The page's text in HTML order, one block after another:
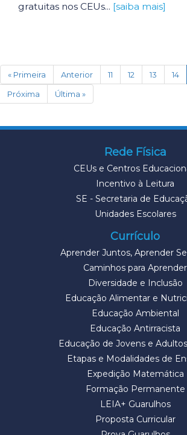
gratuitas nos CEUs... [saiba mais]
« Primeira Anterior 11 12 13 14
Próxima
Última »
Rede Física
CEUs e Centros
Incentivo à Leitura
SE - Secretaria de
Unidades Escolares
Currículo
Aprender Juntos, Aprender
Caminhos para Aprender
Diversidade e Inclusão
Educação Alimentar e
Educação Ambiental
Educação Antirracista
Educação de Jovens e
Etapas e Modalidades de
Expedição Matemática
Formação Permanente
LEIA+ Guarulhos
Proposta Curricular